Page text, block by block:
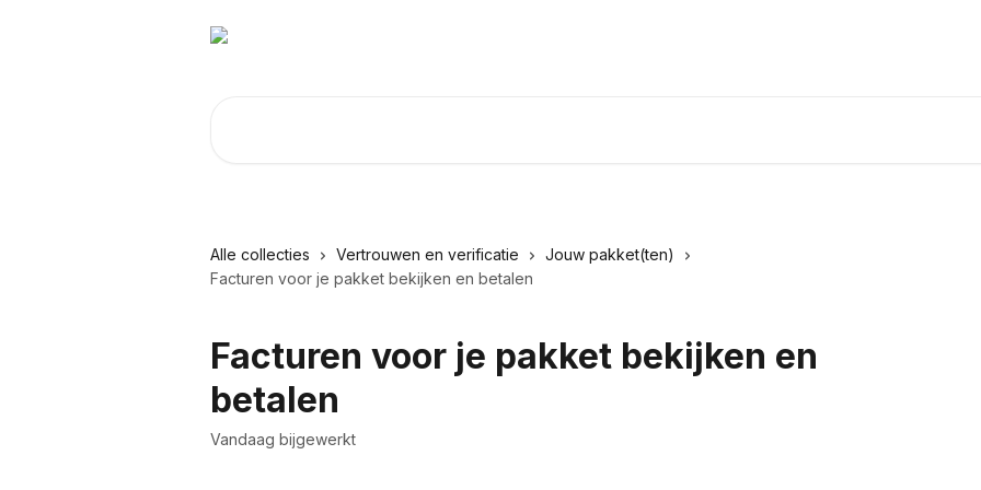
Alle collecties Vertrouwen en verificatie
Jouw pakket(ten)
Facturen voor je pakket bekijken en betalen
Facturen voor je pakket bekijken en
betalen
Vandaag bijgewerkt